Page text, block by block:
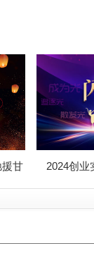
援甘 2024创业